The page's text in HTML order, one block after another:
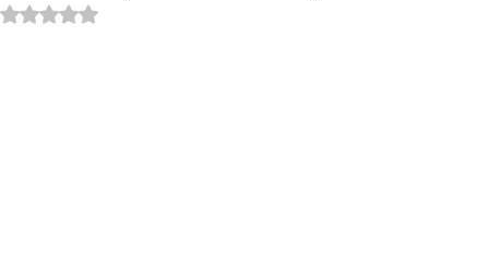
5 üzerinden NaN yıldız